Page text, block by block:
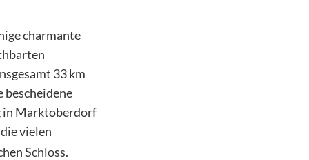
charmante
33 km
in Marktoberdorf
vielen
Schloss.